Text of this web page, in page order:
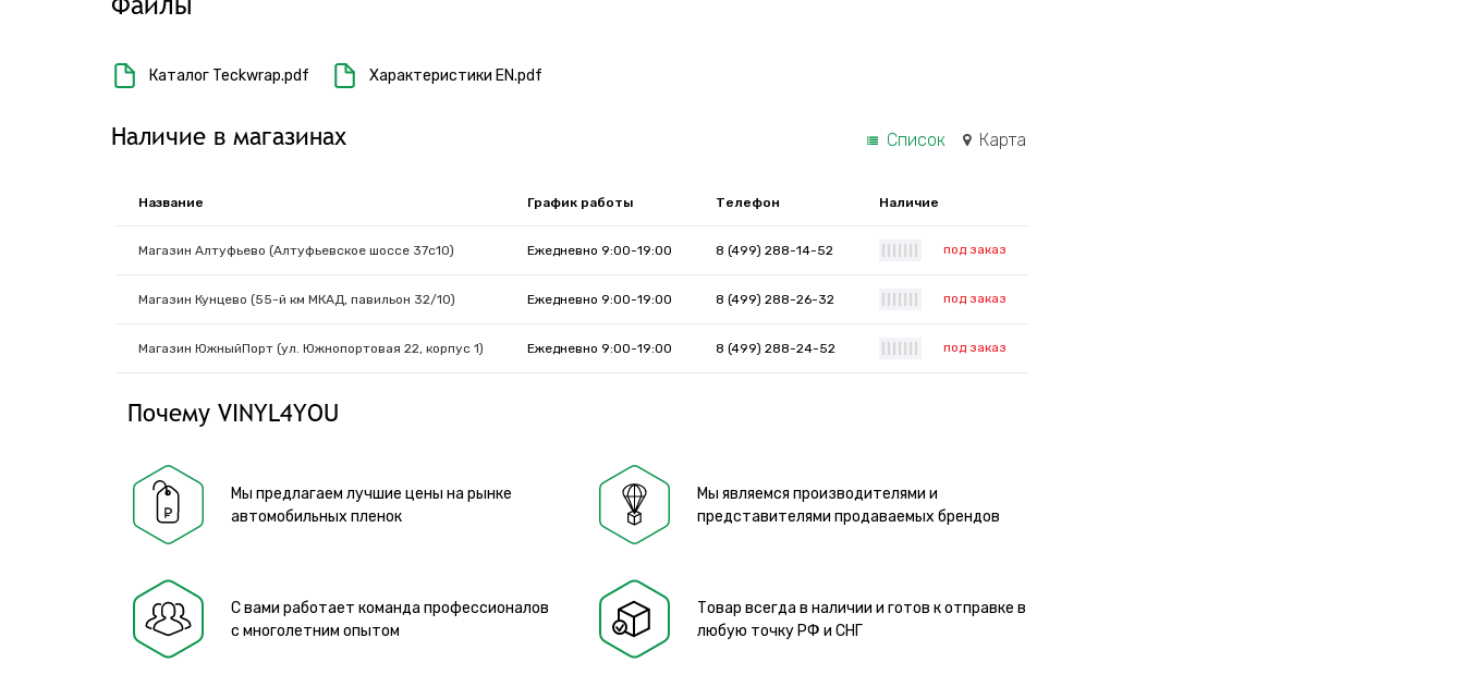
Каталог Teckwrap.pdf Характеристики EN.pdf
Наличие в магазинах Список Карта
Название График работы Телефон Наличие
Магазин Алтуфьево (Алтуфьевское шоссе 37с10) Ежедневно 9:00-19:00 8 (499) 288-14-52 под заказ
Магазин Кунцево (55-й км МКАД, павильон 32/10) Ежедневно 9:00-19:00 8 (499) 288-26-32 под заказ
Магазин ЮжныйПорт (ул. Южнопортовая 22, корпус 1) Ежедневно 9:00-19:00 8 (499) 288-24-52 под заказ
Почему VINYL4YOU
Мы предлагаем лучшие цены на рынке
автомобильных пленок
Мы являемся производителями и
представителями продаваемых брендов
С вами работает команда профессионалов
с многолетним опытом
Товар всегда в наличии и готов к отправке в
любую точку РФ и СНГ